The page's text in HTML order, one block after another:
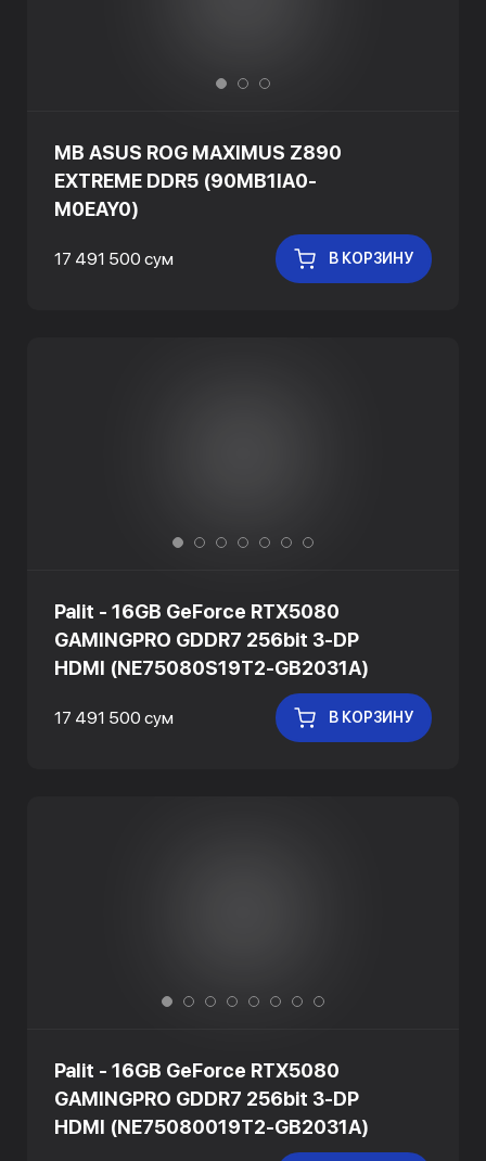
MB ASUS ROG MAXIMUS Z890
EXTREME DDR5 (90MB1IA0-
M0EAY0)
17 491 500 сум В КОРЗИНУ
Palit - 16GB GeForce RTX5080
GAMINGPRO GDDR7 256bit 3-DP
HDMI (NE75080S19T2-GB2031A)
17 491 500 сум В КОРЗИНУ
Palit - 16GB GeForce RTX5080
GAMINGPRO GDDR7 256bit 3-DP
HDMI (NE75080019T2-GB2031A)